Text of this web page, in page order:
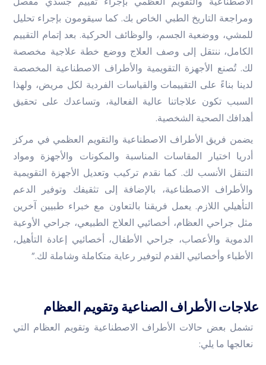
ومراجعة التاريخ الطبي الخاص بك. كما سيقومون بإجراء تحليل
للمشي، ووضعية الجسم، والوظائف الحركية. بعد إتمام التقييم
الكامل، ننتقل إلى وصف العلاج ووضع خطة علاجية مخصصة
لك. تُصنع الأجهزة التقويمية والأطراف الاصطناعية المخصصة
لدينا بناءً على التقييمات والقياسات الفردية لكل مريض، ولهذا
السبب تكون علاجاتنا عالية الفعالية، وتساعدك على تحقيق
أهدافك الصحية الشخصية.
يضمن فريق الأطراف الاصطناعية والتقويم العظمي في مركز
أدريا اختيار المقاسات المناسبة والمكونات والأجهزة ومواد
التنقل الأنسب لك. كما نقدم تركيب وتعديل الأجهزة التقويمية
والأطراف الاصطناعية، بالإضافة إلى تثقيفك وتوفير الدعم
التأهيلي اللازم. يعمل فريقنا بالتعاون مع خبراء طبيين آخرين
مثل جراحي العظام، أخصائيي العلاج الطبيعي، جراحي الأوعية
الدموية والأعصاب، جراحي الأطفال، أخصائيي إعادة التأهيل،
الأطباء وأخصائيي القدم لتوفير رعاية متكاملة وشاملة لك.”
علاجات الأطراف الصناعية وتقويم العظام
تشمل بعض حالات الأطراف الاصطناعية وتقويم العظام التي
نعالجها ما يلي: